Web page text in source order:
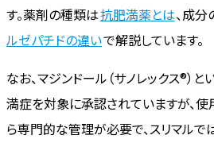
す。薬剤の種類は抗肥満薬とは、成
ルゼパチドの違いで解説しています。
なお、マジンドール（サノレックス®）
満症を対象に承認されていますが、
ら専門的な管理が必要で、スリマルで